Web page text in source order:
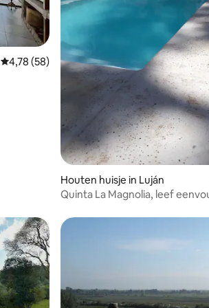
Gemiddelde beoordeling van 4,78 uit 5, 58
4,78 (58)
Houten huisje in Luján
Quinta La Magnolia, leef